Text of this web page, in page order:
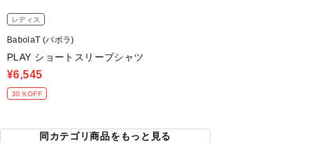
レディス
BabolaT (バボラ)
PLAY ショートスリーブシャツ
¥6,545
30％OFF
同カテゴリ商品をもっと見る